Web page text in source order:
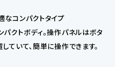
コンパクトタイプ
クトボディ。操作パネルはボタ
ていて、簡単に操作できます。